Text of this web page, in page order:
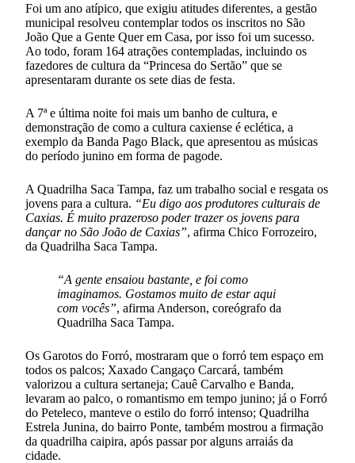
Foi um ano atípico, que exigiu atitudes diferentes, a gestão
municipal resolveu contemplar todos os inscritos no São
João Que a Gente Quer em Casa, por isso foi um sucesso.
Ao todo, foram 164 atrações contempladas, incluindo os
fazedores de cultura da “Princesa do Sertão” que se
apresentaram durante os sete dias de festa.
A 7ª e última noite foi mais um banho de cultura, e
demonstração de como a cultura caxiense é eclética, a
exemplo da Banda Pago Black, que apresentou as músicas
do período junino em forma de pagode.
A Quadrilha Saca Tampa, faz um trabalho social e resgata os
jovens para a cultura. “Eu digo aos produtores culturais de
Caxias. É muito prazeroso poder trazer os jovens para
dançar no São João de Caxias”, afirma Chico Forrozeiro,
da Quadrilha Saca Tampa.
“A gente ensaiou bastante, e foi como
imaginamos. Gostamos muito de estar aqui
com vocês”, afirma Anderson, coreógrafo da
Quadrilha Saca Tampa.
Os Garotos do Forró, mostraram que o forró tem espaço em
todos os palcos; Xaxado Cangaço Carcará, também
valorizou a cultura sertaneja; Cauê Carvalho e Banda,
levaram ao palco, o romantismo em tempo junino; já o Forró
do Peteleco, manteve o estilo do forró intenso; Quadrilha
Estrela Junina, do bairro Ponte, também mostrou a firmação
da quadrilha caipira, após passar por alguns arraiás da
cidade.